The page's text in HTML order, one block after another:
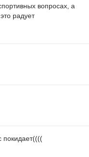
вопросах, а
радует
покидает((((